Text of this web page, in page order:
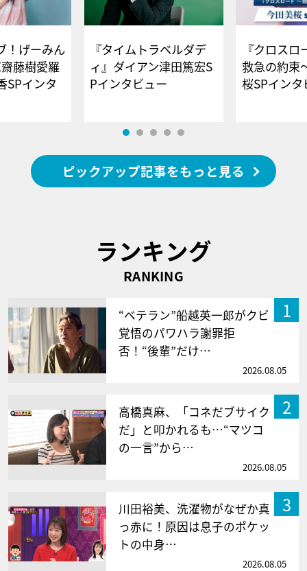
！げーみん
藤樹愛羅
SPインタ
『タイムトラベルダデ
ィ』ダイアン津田篤宏S
Pインタビュー
『クロス
救急の約束
桜SPイ
ピックアップ記事をもっと見る
ランキング
RANKING
1
“ベテラン”船越英一郎がクビ
覚悟のパワハラ謝罪拒
否！“後輩”だけ…
2026.08.05
2
高橋真麻、「コネだブサイク
だ」と叩かれるも…“マツコ
の一言”から…
2026.08.05
3
川田裕美、洗濯物がなぜか真
っ赤に！原因は息子のポケッ
トの中身…
2026.08.05